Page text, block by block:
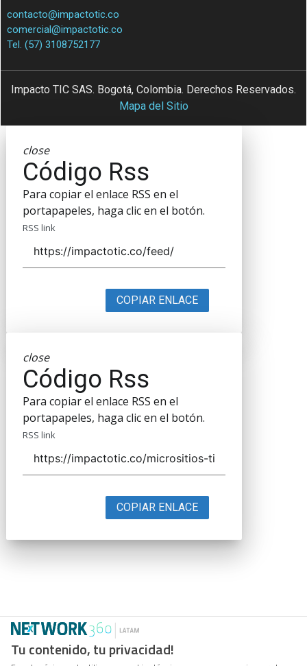
Tu contenido, tu privacidad!
contacto@impactotic.co
comercial@impactotic.co
Tel. (57) 3108752177
Impacto TIC SAS. Bogotá, Colombia. Derechos Reservados.
Mapa del Sitio
close
Código Rss
Para copiar el enlace RSS en el
portapapeles, haga clic en el botón.
RSS link
COPIAR ENLACE
close
Código Rss
Para copiar el enlace RSS en el
portapapeles, haga clic en el botón.
RSS link
COPIAR ENLACE